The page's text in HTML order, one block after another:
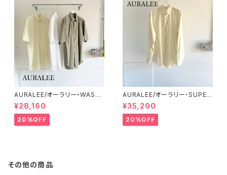
AURALEE/オーラリー・WASHE
D FINX TWILL HALF SLEEV
ED SHIRT
¥28,160
20%OFF
AURALEE/オーラリー・SUPER
FINE COTTON LAWN SHIR
T
¥35,200
20%OFF
その他の商品